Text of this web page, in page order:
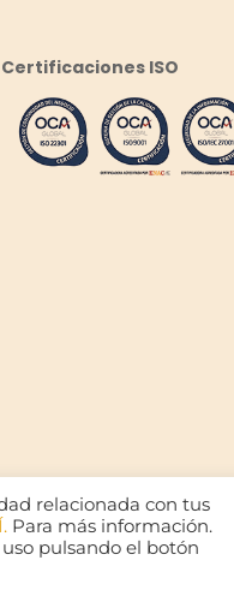
Certificaciones ISO
relacionada con tus
Para más información.
pulsando el botón